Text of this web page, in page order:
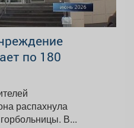
по 180
распахнула
В...